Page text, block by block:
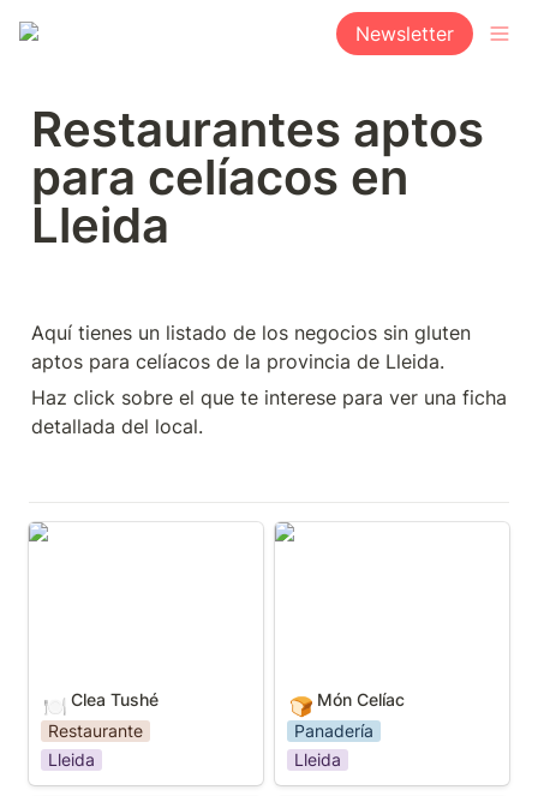
Newsletter
Restaurantes aptos
para celíacos en
Lleida
Aquí tienes un listado de los negocios sin gluten
aptos para celíacos de la provincia de Lleida.
Haz click sobre el que te interese para ver una ficha
detallada del local.
Clea Tushé
🍽️ Clea Tushé
Restaurante
Lleida
Món Celíac
🍞 Món Celíac
Panadería
Lleida